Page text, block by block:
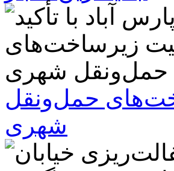
حمل‌ونقل
شهری